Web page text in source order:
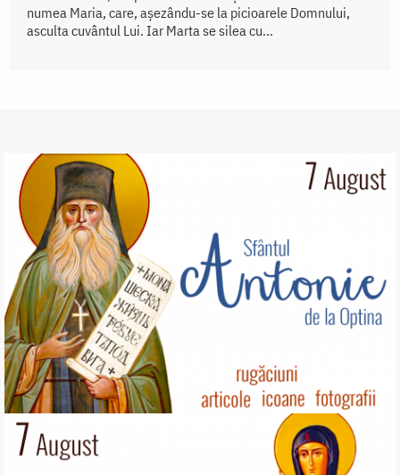
numea Maria, care, așezându-se la picioarele Domnului,
asculta cuvântul Lui. Iar Marta se silea cu...